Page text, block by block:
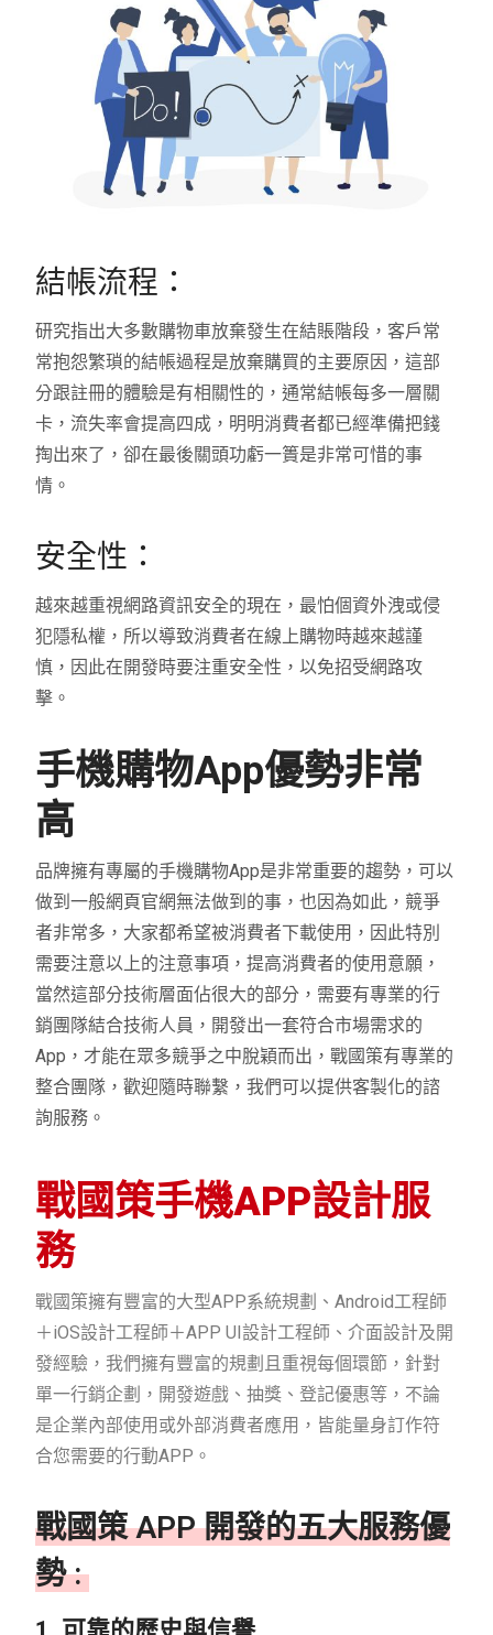
結帳流程：
研究指出大多數購物車放棄發生在結賬階段，客戶常
常抱怨繁瑣的結帳過程是放棄購買的主要原因，這部
分跟註冊的體驗是有相關性的，通常結帳每多一層關
卡，流失率會提高四成，明明消費者都已經準備把錢
掏出來了，卻在最後關頭功虧一簣是非常可惜的事
情。
安全性：
越來越重視網路資訊安全的現在，最怕個資外洩或侵
犯隱私權，所以導致消費者在線上購物時越來越謹
慎，因此在開發時要注重安全性，以免招受網路攻
擊。
手機購物App優勢非常
高
品牌擁有專屬的手機購物App是非常重要的趨勢，可以
做到一般網頁官網無法做到的事，也因為如此，競爭
者非常多，大家都希望被消費者下載使用，因此特別
需要注意以上的注意事項，提高消費者的使用意願，
當然這部分技術層面佔很大的部分，需要有專業的行
銷團隊結合技術人員，開發出一套符合市場需求的
App，才能在眾多競爭之中脫穎而出，戰國策有專業的
整合團隊，歡迎隨時聯繫，我們可以提供客製化的諮
詢服務。
戰國策手機APP設計服
務
戰國策擁有豐富的大型APP系統規劃、Android工程師
＋iOS設計工程師＋APP UI設計工程師、介面設計及開
發經驗，我們擁有豐富的規劃且重視每個環節，針對
單一行銷企劃，開發遊戲、抽獎、登記優惠等，不論
是企業內部使用或外部消費者應用，皆能量身訂作符
合您需要的行動APP。
戰國策 APP 開發的五大服務優
勢 :